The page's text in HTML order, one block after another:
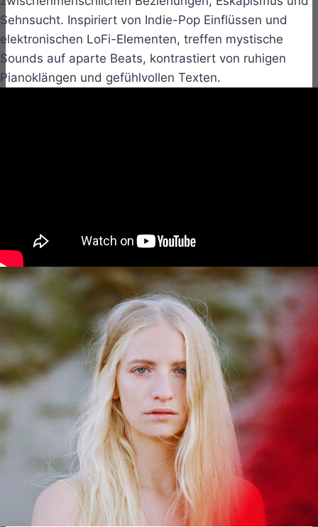
Sehnsucht. Inspiriert von Indie-Pop Einflüssen und
elektronischen LoFi-Elementen, treffen mystische
Sounds auf aparte Beats, kontrastiert von ruhigen
Pianoklängen und gefühlvollen Texten.